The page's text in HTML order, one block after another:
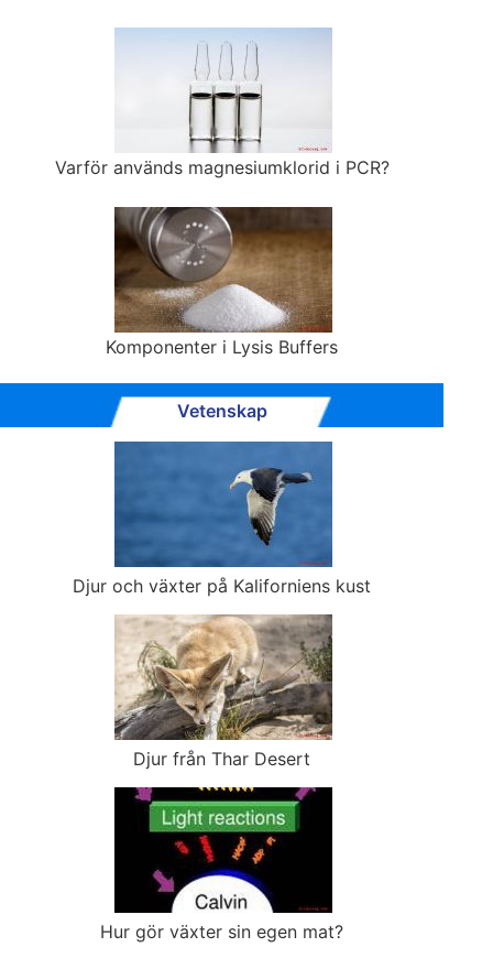
Varför används magnesiumklorid i PCR?
Komponenter i Lysis Buffers
Vetenskap
Djur och växter på Kaliforniens kust
Djur från Thar Desert
Hur gör växter sin egen mat?